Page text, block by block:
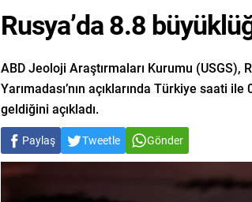
Rusya’da 8.8
ABD Jeoloji Araştırmaları Kurumu (USGS),
Yarımadası’nın açıklarında Türkiye saati
geldiğini açıkladı.
Paylaş Tweetle Gönder